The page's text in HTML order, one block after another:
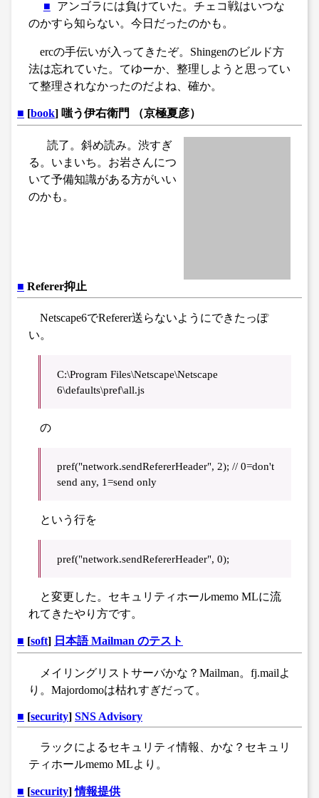
■
アンゴラには負けていた。チェコ戦はいつな
のかすら知らない。今日だったのかも。
ercの手伝いが入ってきたぞ。Shingenのビルド方
法は忘れていた。てゆーか、整理しようと思ってい
て整理されなかったのだよね、確か。
■ [book] 嗤う伊右衛門 （京極夏彦）
読了。斜め読み。渋すぎ
る。いまいち。お岩さんにつ
いて予備知識がある方がいい
のかも。
■ Referer抑止
Netscape6でReferer送らないようにできたっぽ
い。
C:\Program Files\Netscape\Netscape
6\defaults\pref\all.js
の
pref("network.sendRefererHeader", 2); // 0=don't
send any, 1=send only
という行を
pref("network.sendRefererHeader", 0);
と変更した。セキュリティホールmemo MLに流
れてきたやり方です。
■ [soft] 日本語 Mailman のテスト
メイリングリストサーバかな？Mailman。fj.mailよ
り。Majordomoは枯れすぎだって。
■ [security] SNS Advisory
ラックによるセキュリティ情報、かな？セキュリ
ティホールmemo MLより。
■ [security]情報提供